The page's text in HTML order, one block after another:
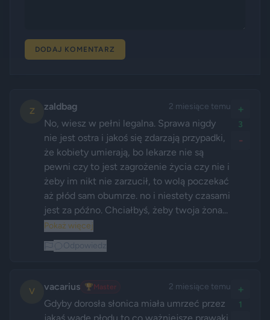
DODAJ KOMENTARZ
Z zaldbag 2 miesiące temu
No, wiesz w pełni legalna. Sprawa nigdy
nie jest ostra i jakoś się zdarzają przypadki,
że kobiety umierają, bo lekarze nie są
pewni czy to jest zagrożenie życia czy nie i
żeby im nikt nie zarzucił, to wolą poczekać
aż płód sam obumrze. no i niestety czasami
jest za późno. Chciałbyś, żeby twoja żona...
Pokaż więcej
+
3
-
V vacarius 🏆Master 2 miesiące temu
Gdyby dorosła słonica miała umrzeć przez
+
1